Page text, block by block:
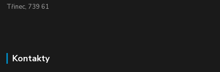
Třinec, 739 61
Kontakty